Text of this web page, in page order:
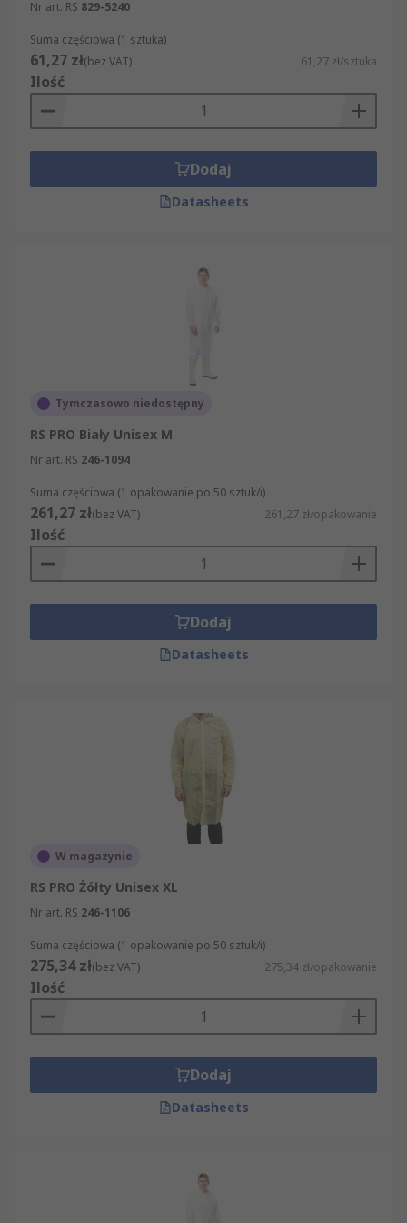
Nr art. RS 829-5240
Suma częściowa (1 sztuka)
61,27 zł(bez VAT) 61,27 zł/sztuka
Ilość
Dodaj
Datasheets
Tymczasowo niedostępny
RS PRO Biały Unisex M
Nr art. RS 246-1094
Suma częściowa (1 opakowanie po 50 sztuk/i)
261,27 zł(bez VAT) 261,27 zł/opakowanie
Ilość
Dodaj
Datasheets
W magazynie
RS PRO Żółty Unisex XL
Nr art. RS 246-1106
Suma częściowa (1 opakowanie po 50 sztuk/i)
275,34 zł(bez VAT) 275,34 zł/opakowanie
Ilość
Dodaj
Datasheets